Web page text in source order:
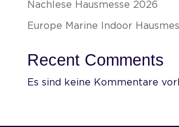
Nachlese Hausmesse 2026
Europe Marine Indoor
Recent Comments
Es sind keine Kommentare